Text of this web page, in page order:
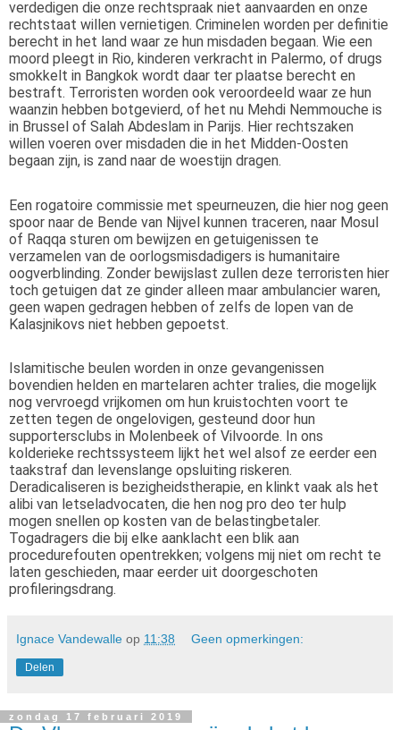
verdedigen die onze rechtspraak niet aanvaarden en onze
rechtstaat willen vernietigen. Criminelen worden per definitie
berecht in het land waar ze hun misdaden begaan. Wie een
moord pleegt in Rio, kinderen verkracht in Palermo, of drugs
smokkelt in Bangkok wordt daar ter plaatse berecht en
bestraft. Terroristen worden ook veroordeeld waar ze hun
waanzin hebben botgevierd, of het nu Mehdi Nemmouche is
in Brussel of Salah Abdeslam in Parijs. Hier rechtszaken
willen voeren over misdaden die in het Midden-Oosten
begaan zijn, is zand naar de woestijn dragen.
Een rogatoire commissie met speurneuzen, die hier nog geen
spoor naar de Bende van Nijvel kunnen traceren, naar Mosul
of Raqqa sturen om bewijzen en getuigenissen te
verzamelen van de oorlogsmisdadigers is humanitaire
oogverblinding. Zonder bewijslast zullen deze terroristen hier
toch getuigen dat ze ginder alleen maar ambulancier waren,
geen wapen gedragen hebben of zelfs de lopen van de
Kalasjnikovs niet hebben gepoetst.
Islamitische beulen worden in onze gevangenissen
bovendien helden en martelaren achter tralies, die mogelijk
nog vervroegd vrijkomen om hun kruistochten voort te
zetten tegen de ongelovigen, gesteund door hun
supportersclubs in Molenbeek of Vilvoorde. In ons
kolderieke rechtssysteem lijkt het wel alsof ze eerder een
taakstraf dan levenslange opsluiting riskeren.
Deradicaliseren is bezigheidstherapie, en klinkt vaak als het
alibi van letseladvocaten, die hen nog pro deo ter hulp
mogen snellen op kosten van de belastingbetaler.
Togadragers die bij elke aanklacht een blik aan
procedurefouten opentrekken; volgens mij niet om recht te
laten geschieden, maar eerder uit doorgeschoten
profileringsdrang.
Ignace Vandewalle op 11:38 Geen opmerkingen:
Delen
zondag 17 februari 2019